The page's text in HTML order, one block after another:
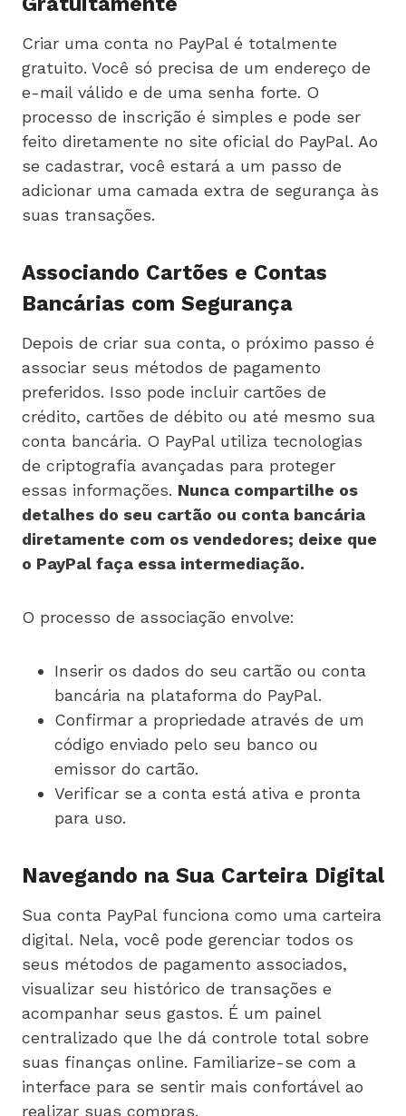
Criar uma conta no PayPal é totalmente
gratuito. Você só precisa de um endereço de
e-mail válido e de uma senha forte. O
processo de inscrição é simples e pode ser
feito diretamente no site oficial do PayPal. Ao
se cadastrar, você estará a um passo de
adicionar uma camada extra de segurança às
suas transações.
Associando Cartões e Contas
Bancárias com Segurança
Depois de criar sua conta, o próximo passo é
associar seus métodos de pagamento
preferidos. Isso pode incluir cartões de
crédito, cartões de débito ou até mesmo sua
conta bancária. O PayPal utiliza tecnologias
de criptografia avançadas para proteger
essas informações. Nunca compartilhe os
detalhes do seu cartão ou conta bancária
diretamente com os vendedores; deixe que
o PayPal faça essa intermediação.
O processo de associação envolve:
Inserir os dados do seu cartão ou conta
bancária na plataforma do PayPal.
Confirmar a propriedade através de um
código enviado pelo seu banco ou
emissor do cartão.
Verificar se a conta está ativa e pronta
para uso.
Navegando na Sua Carteira Digital
Sua conta PayPal funciona como uma carteira
digital. Nela, você pode gerenciar todos os
seus métodos de pagamento associados,
visualizar seu histórico de transações e
acompanhar seus gastos. É um painel
centralizado que lhe dá controle total sobre
suas finanças online. Familiarize-se com a
interface para se sentir mais confortável ao
realizar suas compras.